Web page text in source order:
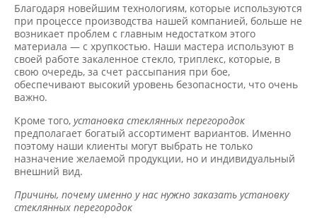
Благодаря новейшим технологиям, которые используются
при процессе производства нашей компанией, больше не
возникает проблем с главным недостатком этого
материала — с хрупкостью. Наши мастера используют в
своей работе закаленное стекло, триплекс, которые, в
свою очередь, за счет рассыпания при бое,
обеспечивают высокий уровень безопасности, что очень
важно.
Кроме того, установка стеклянных перегородок
предполагает богатый ассортимент вариантов. Именно
поэтому наши клиенты могут выбрать не только
назначение желаемой продукции, но и индивидуальный
внешний вид.
Причины, почему именно у нас нужно заказать установку
стеклянных перегородок